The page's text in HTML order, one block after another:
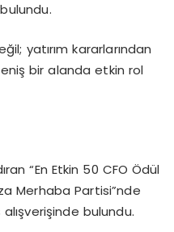
yatırım kararlarından
bir alanda etkin rol
“En Etkin 50 CFO Ödül
Merhaba Partisi”nde
alışverişinde bulundu.